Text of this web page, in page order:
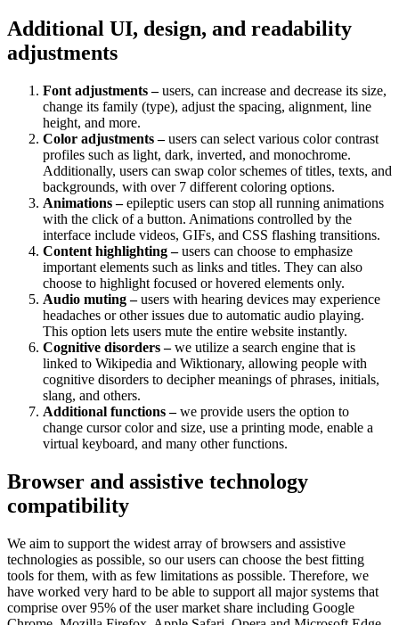
Additional UI, design, and readability
adjustments
Font adjustments –users, can increase and decrease its size,
change its family (type), adjust the spacing, alignment, line
height, and more.
Color adjustments –users can select various color contrast
profiles such as light, dark, inverted, and monochrome.
Additionally, users can swap color schemes of titles, texts, and
backgrounds, with over 7 different coloring options.
Animations –epileptic users can stop all running animations
with the click of a button. Animations controlled by the
interface include videos, GIFs, and CSS flashing transitions.
Content highlighting –users can choose to emphasize
important elements such as links and titles. They can also
choose to highlight focused or hovered elements only.
Audio muting –users with hearing devices may experience
headaches or other issues due to automatic audio playing.
This option lets users mute the entire website instantly.
Cognitive disorders –we utilize a search engine that is
linked to Wikipedia and Wiktionary, allowing people with
cognitive disorders to decipher meanings of phrases, initials,
slang, and others.
Additional functions –we provide users the option to
change cursor color and size, use a printing mode, enable a
virtual keyboard, and many other functions.
Browser and assistive technology
compatibility
We aim to support the widest array of browsers and assistive
technologies as possible, so our users can choose the best fitting
tools for them, with as few limitations as possible. Therefore, we
have worked very hard to be able to support all major systems that
comprise over 95% of the user market share including Google